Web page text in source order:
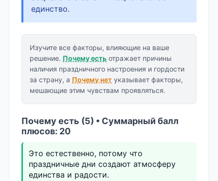
единство.
Изучите все факторы, влияющие на ваше
решение. Почему есть отражает причины
наличия праздничного настроения и гордости
за страну, а Почему нет указывает факторы,
мешающие этим чувствам проявляться.
Почему есть (5) • Суммарный балл
плюсов: 20
Это естественно, потому что
праздничные дни создают атмосферу
единства и радости.